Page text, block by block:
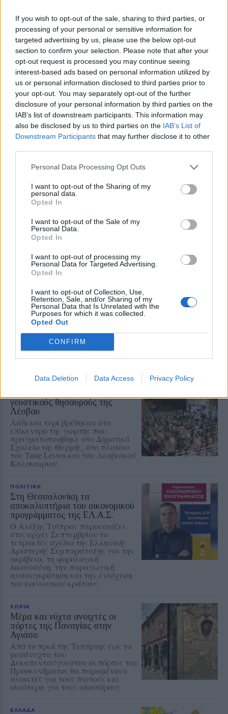
If you wish to opt-out of the sale, sharing to third parties, or
processing of your personal or sensitive information for
targeted advertising by us, please use the below opt-out
section to confirm your selection. Please note that after your
opt-out request is processed you may continue seeing
interest-based ads based on personal information utilized by
us or personal information disclosed to third parties prior to
your opt-out. You may separately opt-out of the further
disclosure of your personal information by third parties on the
IAB’s list of downstream participants. This information may
also be disclosed by us to third parties on the IAB’s List of
Downstream Participants that may further disclose it to other
Personal Data Processing Opt Outs
I want to opt-out of the Sharing of my
personal data.
Opted In
I want to opt-out of the Sale of my
Personal Data.
Opted In
I want to opt-out of processing my
Personal Data for Targeted Advertising.
Opted In
I want to opt-out of Collection, Use,
Retention, Sale, and/or Sharing of my
Personal Data that Is Unrelated with the
Purposes for which it was collected.
Opted Out
CONFIRM
Data Deletion Data Access Privacy Policy
Βόλτα στην Κουρνέλα!
Ένας από τους αγαπημένους
προορισμούς για τους λάτρεις της
φύσης και για όσους θέλουν να
γνωρίσουν το νησί από
περιπατητικές διαδρομές
ΧΩΡΙΑ
Έσβησε ένα ξεχωριστό κομμάτι
της ιστορίας του Πολιχνίτου
Θλίψη για την απώλεια του
Ελευθέριου Συκά, του ανθρώπου
που συνέδεσε το όνομά του με τα
ευγένεια και τη γενναιοδωρία
Φωτιά σε ξερά χόρτα έφερε
σύλληψη στη Λέσβο
Παράλληλα, σε βάρος του
επιβλήθηκε διοικητικό πρόστιμο
ύψους 1.804,68 ευρώ
Τραγωδία στην Πέτρα με νεκρό
άνδρα στην παραλία Καβάκι
Ανασύρθηκε χωρίς τις αισθήσεις
του και μεταφέρθηκε στο Κέντρο
Υγείας Καλλονής, όπου
διαπιστώθηκε ο θάνατός του
γευστικούς θησαυρούς της
Λέσβου
Λάδι και τυρί βρέθηκαν στο
επίκεντρο της γιορτής που
πραγματοποιήθηκε στο Δημοτικό
Σχολείο της Θερμής, στο πλαίσιο
του Taste Lesvos και του Λεσβιακού
Καλοκαιριού
ΠΟΛΙΤΙΚΗ
Στη Θεσσαλονίκη τα
αποκαλυπτήρια του οικονομικού
προγράμματος της ΕΛ.Α.Σ.
Ο Αλέξης Τσίπρας παρουσιάζει
στις αρχές Σεπτεμβρίου το
τετραετές σχέδιο της Ελληνικής
Αριστερής Συμπαράταξης για την
ακρίβεια, τη φορολογική
δικαιοσύνη, την παραγωγική
ανασυγκρότηση και την ενίσχυση
του κοινωνικού κράτους
ΧΩΡΙΑ
Μέρα και νύχτα ανοιχτές οι
πόρτες της Παναγίας στην
Αγιάσο
Από το πρωί της Τετάρτης έως τα
μεσάνυχτα του
Δεκαπενταύγουστου οι πόρτες του
Προσκυνήματος θα παραμένουν
ανοικτές για τους πιστούς και
ιδιαίτερα για τους οδοιπόρους
ΕΛΛΑΔΑ